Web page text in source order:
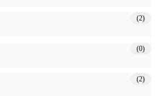
(2)
(0)
(2)